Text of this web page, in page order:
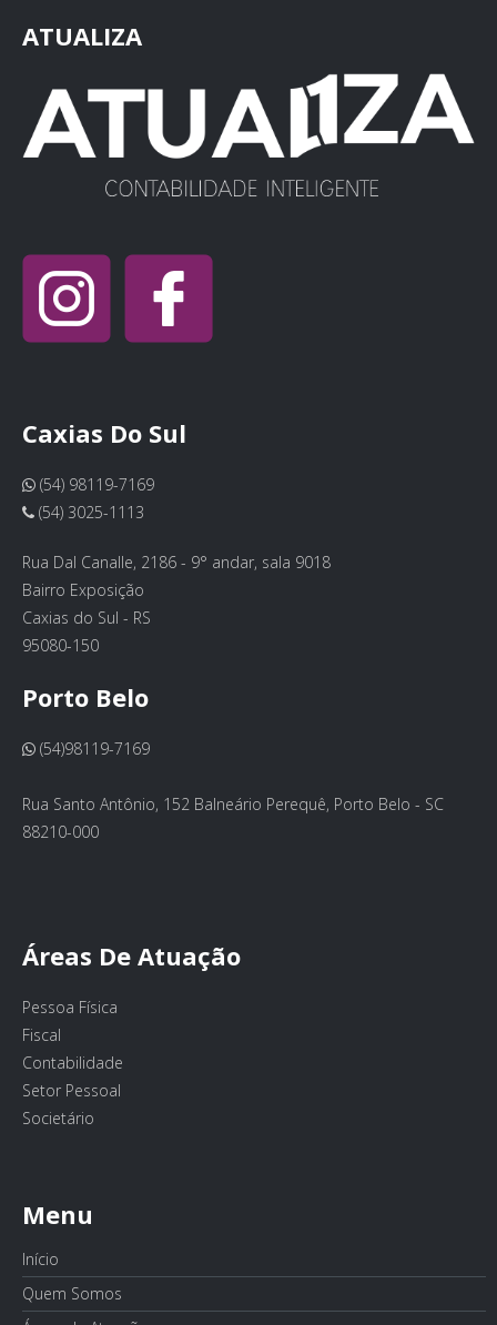
ATUALIZA
Caxias Do Sul
(54) 98119-7169
(54) 3025-1113
Rua Dal Canalle, 2186 - 9° andar, sala 9018
Bairro Exposição
Caxias do Sul - RS
95080-150
Porto Belo
(54)98119-7169
Rua Santo Antônio, 152 Balneário Perequê, Porto Belo - SC
88210-000
Áreas De Atuação
Pessoa Física
Fiscal
Contabilidade
Setor Pessoal
Societário
Menu
Início
Quem Somos